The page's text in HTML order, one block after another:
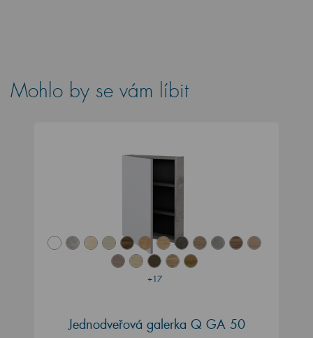
Mohlo by se vám líbit
+17
Jednodveřová galerka Q GA 50